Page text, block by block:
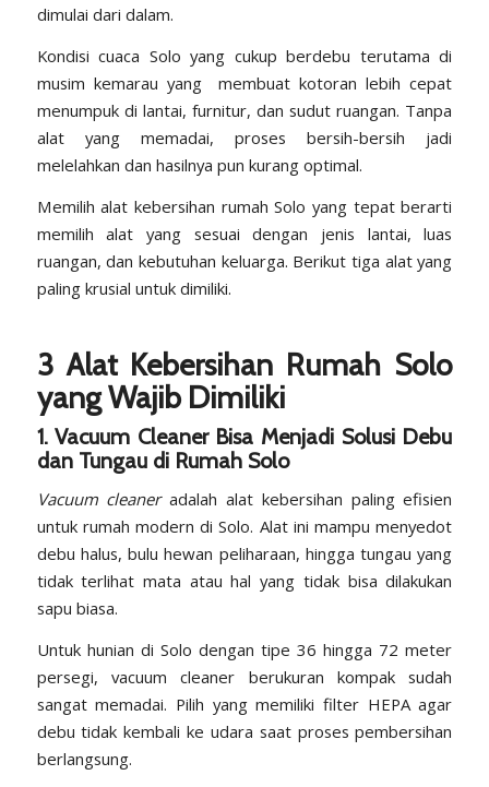
dimulai dari dalam.
Kondisi cuaca Solo yang cukup berdebu terutama di
musim kemarau yang membuat kotoran lebih cepat
menumpuk di lantai, furnitur, dan sudut ruangan. Tanpa
alat yang memadai, proses bersih-bersih jadi
melelahkan dan hasilnya pun kurang optimal.
Memilih alat kebersihan rumah Solo yang tepat berarti
memilih alat yang sesuai dengan jenis lantai, luas
ruangan, dan kebutuhan keluarga. Berikut tiga alat yang
paling krusial untuk dimiliki.
3 Alat Kebersihan Rumah Solo
yang Wajib Dimiliki
1. Vacuum Cleaner Bisa Menjadi Solusi Debu
dan Tungau di Rumah Solo
Vacuum cleaneradalah alat kebersihan paling efisien
untuk rumah modern di Solo. Alat ini mampu menyedot
debu halus, bulu hewan peliharaan, hingga tungau yang
tidak terlihat mata atau hal yang tidak bisa dilakukan
sapu biasa.
Untuk hunian di Solo dengan tipe 36 hingga 72 meter
persegi, vacuum cleaner berukuran kompak sudah
sangat memadai. Pilih yang memilikifilter HEPAagar
debu tidak kembali ke udara saat proses pembersihan
berlangsung.